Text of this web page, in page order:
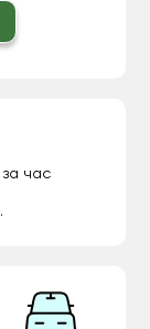
час